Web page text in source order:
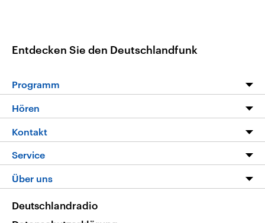
Entdecken Sie den Deutschlandfunk
Programm
Die Nachrichten
Nachrichtenleicht
Neue Beiträge auf dlf.de
Hören
Livestream
Podcasts
Deutschlandfunk App
Nachrichten App
Kontakt
Hörerservice
Service
FAQ
Veranstaltungen
Über uns
Deutschlandradio